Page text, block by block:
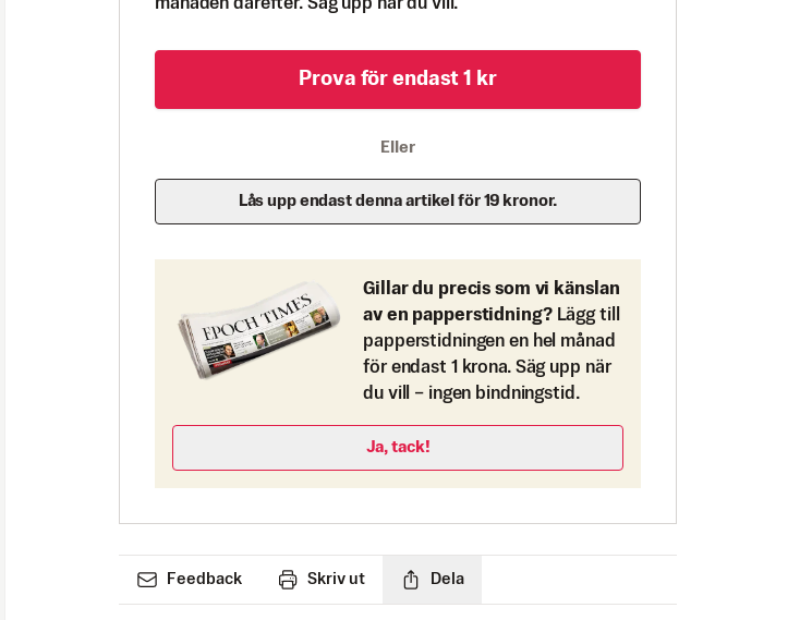
månaden därefter. Säg upp när du vill.
Prova för endast 1 kr
Eller
Lås upp endast denna artikel för 19 kronor.
Gillar du precis som vi känslan
av en papperstidning? Lägg till
papperstidningen en hel månad
för endast 1 krona. Säg upp när
du vill – ingen bindningstid.
Ja, tack!
Feedback Skriv ut Dela